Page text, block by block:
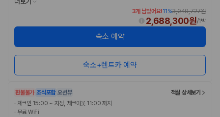
3개 남았어요!11 %3,049,727원
2,688,300원/1박
숙소 예약
숙소+렌트카 예약
환불불가 조식포함 오션뷰
객실 상세보기
· 체크인 15:00 ~ 자정, 체크아웃 11:00 까지
· 무료 WiFi